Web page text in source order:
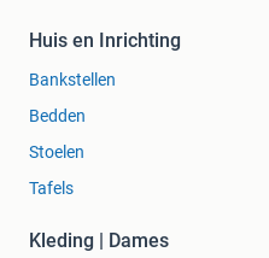
Huis en Inrichting
Bankstellen
Bedden
Stoelen
Tafels
Kleding | Dames